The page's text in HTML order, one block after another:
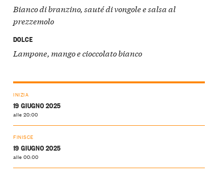
Bianco di branzino, sauté di vongole e salsa al
prezzemolo
DOLCE
Lampone, mango e cioccolato bianco
INIZIA
19 GIUGNO 2025
alle 20:00
FINISCE
19 GIUGNO 2025
alle 00:00